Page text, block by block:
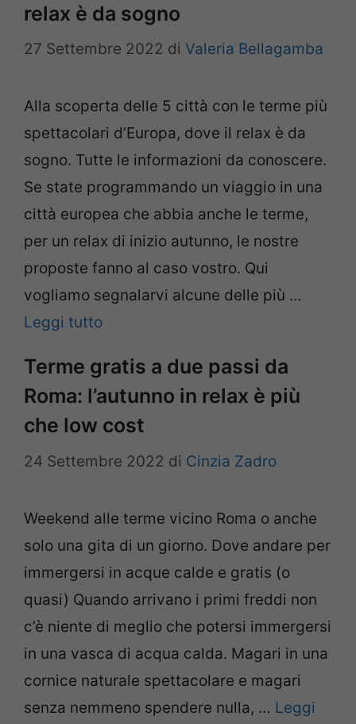
relax è da sogno
27 Settembre 2022 di Valeria Bellagamba
Alla scoperta delle 5 città con le terme più
spettacolari d’Europa, dove il relax è da
sogno. Tutte le informazioni da conoscere.
Se state programmando un viaggio in una
città europea che abbia anche le terme,
per un relax di inizio autunno, le nostre
proposte fanno al caso vostro. Qui
vogliamo segnalarvi alcune delle più …
Leggi tutto
Terme gratis a due passi da
Roma: l’autunno in relax è più
che low cost
24 Settembre 2022 di Cinzia Zadro
Weekend alle terme vicino Roma o anche
solo una gita di un giorno. Dove andare per
immergersi in acque calde e gratis (o
quasi) Quando arrivano i primi freddi non
c’è niente di meglio che potersi immergersi
in una vasca di acqua calda. Magari in una
cornice naturale spettacolare e magari
senza nemmeno spendere nulla, … Leggi